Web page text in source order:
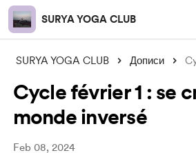
SURYA YOGA CLUB
SURYA YOGA CLUB Дописи
Cycle février 1 : se
monde inversé
Feb 08, 2024